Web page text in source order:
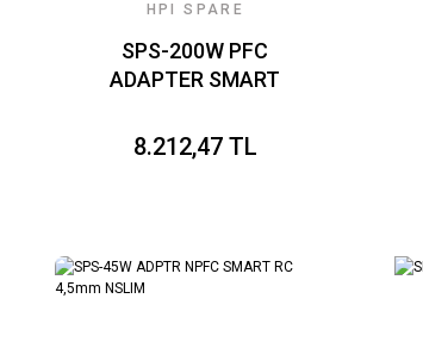
HPI SPARE
SPS-200W PFC
ADAPTER SMART
8.212,47 TL